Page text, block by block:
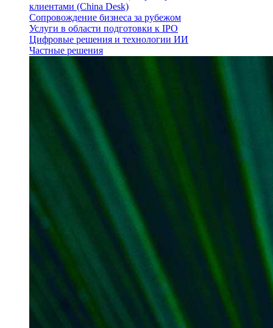
клиентами (China Desk)
Сопровождение бизнеса за рубежом
Услуги в области подготовки к IPO
Цифровые решения и технологии ИИ
Частные решения